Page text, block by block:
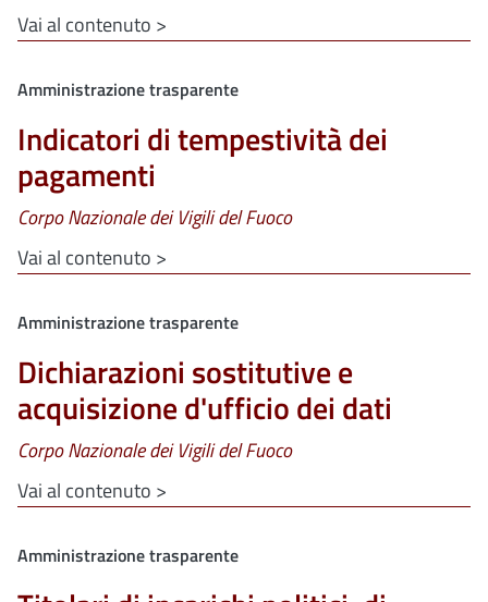
Vai al contenuto >
Clone di
Amministrazione trasparente
Indicatori di tempestività dei
pagamenti
Corpo Nazionale dei Vigili del Fuoco
Vai al contenuto >
Clone di
Amministrazione trasparente
Dichiarazioni sostitutive e
acquisizione d'ufficio dei dati
Corpo Nazionale dei Vigili del Fuoco
Vai al contenuto >
Clone di
Amministrazione trasparente